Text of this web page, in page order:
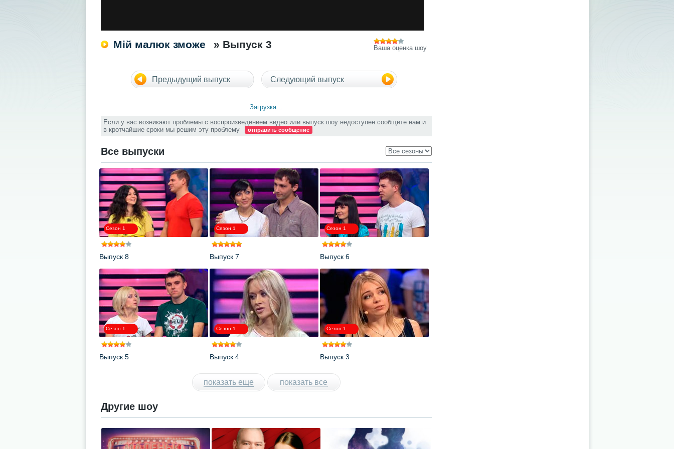
Мій малюк зможе » Выпуск 3 Ваша оценка шоу
Предыдущий выпуск Следующий выпуск
Загрузка...
Если у вас возникают проблемы с воспроизведением видео или выпуск шоу недоступен сообщите нам и
в кротчайшие сроки мы решим эту проблему
отправить сообщение
Все выпуски
Сезон 1
Выпуск 8
Сезон 1
Выпуск 7
Сезон 1
Выпуск 6
Сезон 1
Выпуск 5
Сезон 1
Выпуск 4
Сезон 1
Выпуск 3
показать еще показать все
Другие шоу